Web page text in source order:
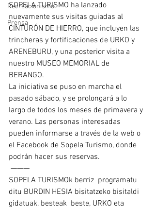
Recreacionismo
Prensa
SOPELA TURISMO ha lanzado
nuevamente sus visitas guiadas al
CINTURÓN DE HIERRO, que incluyen las
trincheras y fortificaciones de URKO y
ARENEBURU, y una posterior visita a
nuestro MUSEO MEMORIAL de
BERANGO.
La iniciativa se puso en marcha el
pasado sábado, y se prolongará a lo
largo de todos los meses de primavera y
verano. Las personas interesadas
pueden informarse a través de la web o
el Facebook de Sopela Turismo, donde
podrán hacer sus reservas.
———
SOPELA TURISMOk berriz  programatu
ditu BURDIN HESIA bisitatzeko bisitaldi
gidatuak, besteak  beste, URKO eta